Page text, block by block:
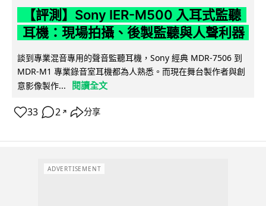
【評測】Sony IER-M500 入耳式監聽
耳機：現場拍攝、後製監聽與人聲利器
談到專業混音專用的聲音監聽耳機，Sony 經典 MDR-7506 到
MDR-M1 專業錄音室耳機都為人熟悉。而現在舞台製作者與創
意影像製作...
閱讀全文
33 2 ↗ 分享
ADVERTISEMENT